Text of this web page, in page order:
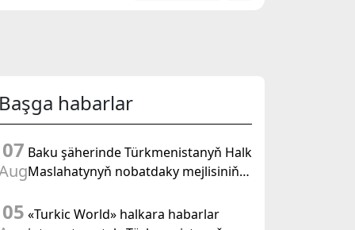
Başga habarlar
07 Baku şäherinde Türkmenistanyň Halk
Maslahatynyň nobatdaky mejlisiniň
hukugyň ýyly, 2028» atly
05 «Turkic World» halkara habarlar